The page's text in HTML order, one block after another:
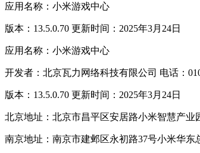
应用名称：小米游戏中心
版本：13.5.0.70 更新时间：2025年3月24日
应用名称：小米游戏中心
开发者：北京瓦力网络科技有限公司 电话：
版本：13.5.0.70 更新时间：2025年3月24日
北京地址：北京市昌平区安居路小米智慧产业
南京地址：南京市建邺区永初路37号小米华东